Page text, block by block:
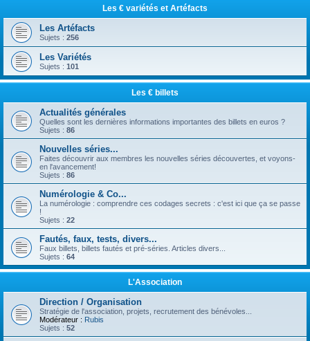
Les € variétés et Artéfacts
Les Artéfacts
Sujets : 256
Les Variétés
Sujets : 101
Les € billets
Actualités générales
Quelles sont les dernières informations importantes des billets en euros ?
Sujets : 86
Nouvelles séries...
Faites découvrir aux membres les nouvelles séries découvertes, et voyons-
en l'avancement!
Sujets : 86
Numérologie & Co...
La numérologie : comprendre ces codages secrets : c'est ici que ça se passe
!
Sujets : 22
Fautés, faux, tests, divers...
Faux billets, billets fautés et pré-séries. Articles divers...
Sujets : 64
L'Association
Direction / Organisation
Stratégie de l'association, projets, recrutement des bénévoles...
Modérateur : Rubis
Sujets : 52